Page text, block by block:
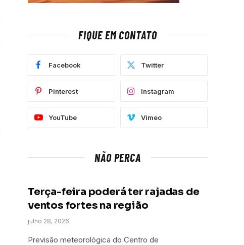
FIQUE EM CONTATO
Facebook Twitter
Pinterest Instagram
YouTube Vimeo
NÃO PERCA
Terça-feira poderá ter rajadas de
ventos fortes na região
julho 28, 2026
Previsão meteorológica do Centro de